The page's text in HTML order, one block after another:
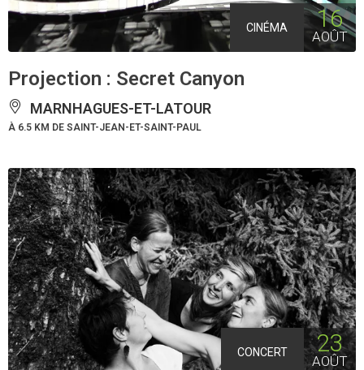
CINÉMA 16
AOÛT
Projection : Secret Canyon
MARNHAGUES-ET-LATOUR
À 6.5 KM DE SAINT-JEAN-ET-SAINT-PAUL
CONCERT 23
AOÛT